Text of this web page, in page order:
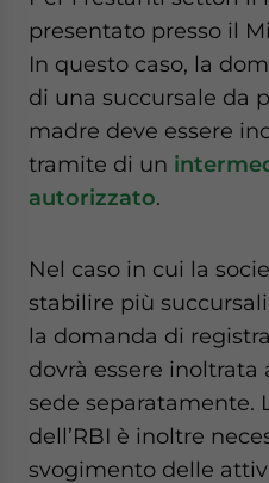
presentato presso il
In questo caso, la
di una succursale da
madre deve essere
tramite di un
autorizzato.
Nel caso in cui la
stabilire più
la domanda di
dovrà essere inoltrata
sede separatamente.
dell’RBI è inoltre
svogimento delle